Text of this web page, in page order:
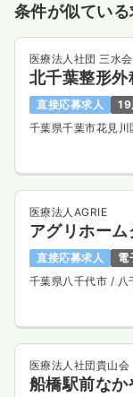
条件が似ている
医療法人社団 三水会
北千葉整形外
直接応募求人 19
千葉県千葉市花見
医療法人AGRIE
アグリホーム
直接応募求人
電
千葉県八千代市 / 八
医療法人社団貴山会
船橋駅前な